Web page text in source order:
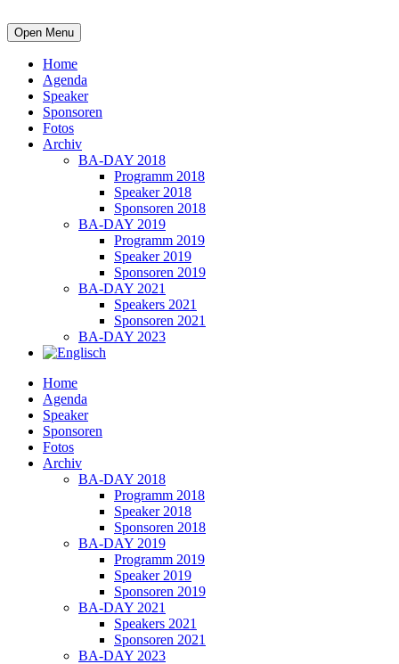
Open Menu
Home
Agenda
Speaker
Sponsoren
Fotos
Archiv
BA-DAY 2018
Programm 2018
Speaker 2018
Sponsoren 2018
BA-DAY 2019
Programm 2019
Speaker 2019
Sponsoren 2019
BA-DAY 2021
Speakers 2021
Sponsoren 2021
BA-DAY 2023
Home
Agenda
Speaker
Sponsoren
Fotos
Archiv
BA-DAY 2018
Programm 2018
Speaker 2018
Sponsoren 2018
BA-DAY 2019
Programm 2019
Speaker 2019
Sponsoren 2019
BA-DAY 2021
Speakers 2021
Sponsoren 2021
BA-DAY 2023